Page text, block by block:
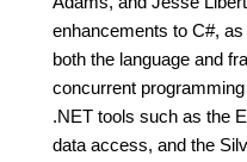
enhancements to C#,
both the language and
concurrent
.NET tools such as the
data access, and the